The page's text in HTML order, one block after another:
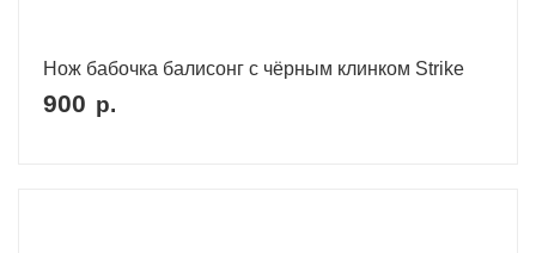
Нож бабочка балисонг с чёрным клинком Strike
900 р.